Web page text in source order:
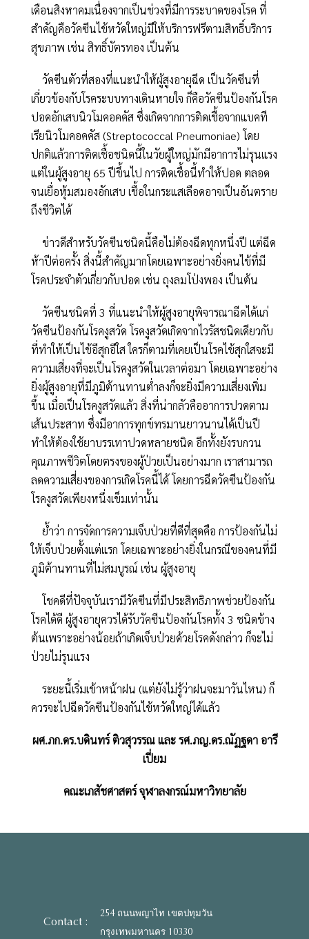
เดือนสิงหาคมเนื่องจากเป็นช่วงที่มีการระบาดของโรค ที่
สำคัญคือวัคซีนไข้หวัดใหญ่มีให้บริการฟรีตามสิทธิ์บริการ
สุขภาพ เช่น สิทธิ์บัตรทอง เป็นต้น
วัคซีนตัวที่สองที่แนะนำให้ผู้สูงอายุฉีด เป็นวัคซีนที่
เกี่ยวข้องกับโรคระบบทางเดินหายใจ ก็คือวัคซีนป้องกันโรค
ปอดอักเสบนิวโมคอคคัส ซึ่งเกิดจากการติดเชื้อจากแบคที
เรียนิวโมคอคคัส (Streptococcal Pneumoniae) โดย
ปกติแล้วการติดเชื้อชนิดนี้ในวัยผู้ใหญ่มักมีอาการไม่รุนแรง
แต่ในผู้สูงอายุ 65 ปีขึ้นไป การติดเชื้อนี้ทำให้ปอด ตลอด
จนเยื่อหุ้มสมองอักเสบ เชื้อในกระแสเลือดอาจเป็นอันตราย
ถึงชีวิตได้
ข่าวดีสำหรับวัคซีนชนิดนี้คือไม่ต้องฉีดทุกหนึ่งปี แต่ฉีด
ห้าปีต่อครั้ง สิ่งนี้สำคัญมากโดยเฉพาะอย่างยิ่งคนไข้ที่มี
โรคประจำตัวเกี่ยวกับปอด เช่น ถุงลมโป่งพอง เป็นต้น
วัคซีนชนิดที่ 3 ที่แนะนำให้ผู้สูงอายุพิจารณาฉีดได้แก่
วัคซีนป้องกันโรคงูสวัด โรคงูสวัดเกิดจากไวรัสชนิดเดียวกับ
ที่ทำให้เป็นไข้อีสุกอีใส ใครก็ตามที่เคยเป็นโรคไข้สุกใสจะมี
ความเสี่ยงที่จะเป็นโรคงูสวัดในเวลาต่อมา โดยเฉพาะอย่าง
ยิ่งผู้สูงอายุที่มีภูมิต้านทานต่ำลงก็จะยิ่งมีความเสี่ยงเพิ่ม
ขึ้น เมื่อเป็นโรคงูสวัดแล้ว สิ่งที่น่ากลัวคืออาการปวดตาม
เส้นประสาท ซึ่งมีอาการทุกข์ทรมานยาวนานได้เป็นปี
ทำให้ต้องใช้ยาบรรเทาปวดหลายชนิด อีกทั้งยังรบกวน
คุณภาพชีวิตโดยตรงของผู้ป่วยเป็นอย่างมาก เราสามารถ
ลดความเสี่ยงของการเกิดโรคนี้ได้ โดยการฉีดวัคซีนป้องกัน
โรคงูสวัดเพียงหนึ่งเข็มเท่านั้น
ย้ำว่า การจัดการความเจ็บป่วยที่ดีที่สุดคือ การป้องกันไม่
ให้เจ็บป่วยตั้งแต่แรก โดยเฉพาะอย่างยิ่งในกรณีของคนที่มี
ภูมิต้านทานที่ไม่สมบูรณ์ เช่น ผู้สูงอายุ
โชคดีที่ปัจจุบันเรามีวัคซีนที่มีประสิทธิภาพช่วยป้องกัน
โรคได้ดี ผู้สูงอายุควรได้รับวัคซีนป้องกันโรคทั้ง 3 ชนิดข้าง
ต้นเพราะอย่างน้อยถ้าเกิดเจ็บป่วยด้วยโรคดังกล่าว ก็จะไม่
ป่วยไม่รุนแรง
ระยะนี้เริ่มเข้าหน้าฝน (แต่ยังไม่รู้ว่าฝนจะมาวันไหน) ก็
ควรจะไปฉีดวัคซีนป้องกันไข้หวัดใหญ่ได้แล้ว
ผศ.ภก.ดร.บดินทร์ ติวสุวรรณ และ รศ.ภญ.ดร.ณัฏฐดา อารี
เปี่ยม
คณะเภสัชศาสตร์ จุฬาลงกรณ์มหาวิทยาลัย
Contact :
254 ถนนพญาไท เขตปทุมวัน
กรุงเทพมหานคร 10330